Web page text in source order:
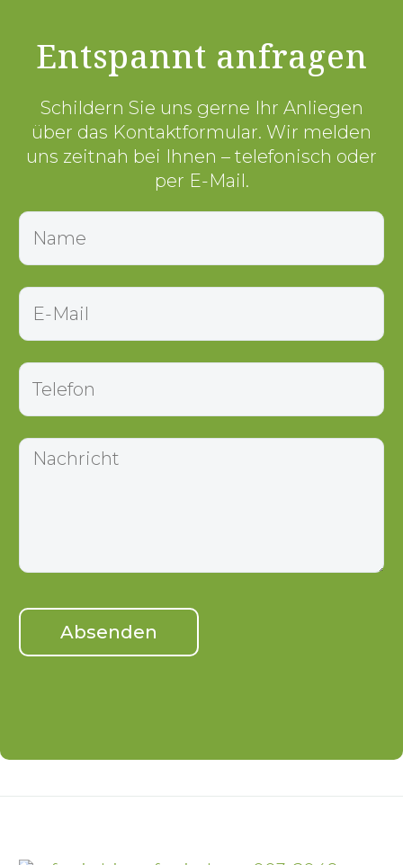
Entspannt anfragen
Schildern Sie uns gerne Ihr Anliegen
über das Kontaktformular. Wir melden
uns zeitnah bei Ihnen – telefonisch oder
per E-Mail.